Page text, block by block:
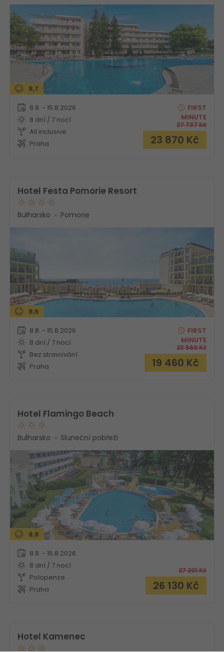
8,7
8.8. - 15.8.2026
8 dní / 7 nocí
All inclusive
Praha
FIRST
MINUTE
27 737Kč
23 870 Kč
Hotel Festa Pomorie Resort
Bulharsko Pomorie
8,6
8.8. - 15.8.2026
8 dní / 7 nocí
Bez stravování
Praha
FIRST
MINUTE
23 560Kč
19 460 Kč
Hotel Flamingo Beach
Bulharsko Sluneční pobřeží
8,8
8.8. - 15.8.2026
8 dní / 7 nocí
Polopenze
Praha
27 201Kč
26 130 Kč
Hotel Kamenec